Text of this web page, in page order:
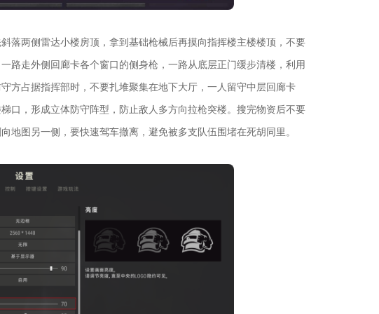
落两侧雷达小楼房顶，拿到基础枪械后再摸向指挥楼主楼楼顶，不要
路走外侧回廊卡各个窗口的侧身枪，一路从底层正门缓步清楼，利用
方占据指挥部时，不要扎堆聚集在地下大厅，一人留守中层回廊卡
口，形成立体防守阵型，防止敌人多方向拉枪突楼。搜完物资后不要
图另一侧，要快速驾车撤离，避免被多支队伍围堵在死胡同里。